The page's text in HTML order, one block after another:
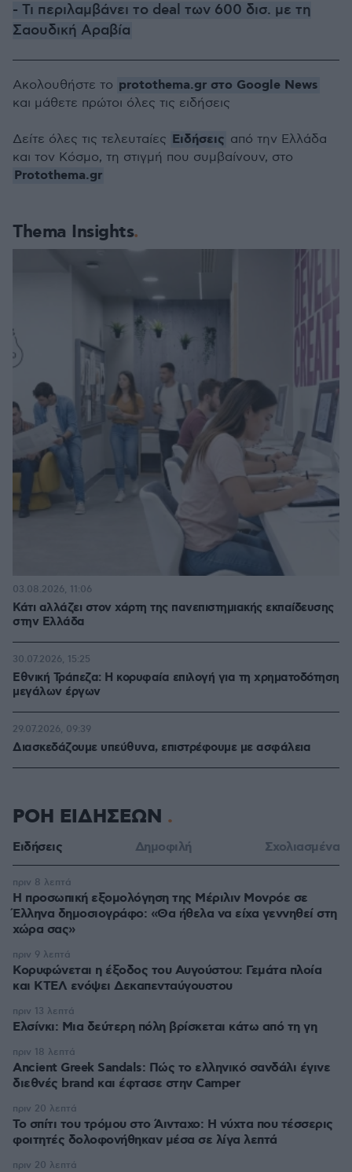
- Τι περιλαμβάνει το deal των 600 δισ. με τη
Σαουδική Αραβία
Thema Insights
Κάτι αλλάζει στον χάρτη της πανεπιστημιακής εκπαίδευσης
στην Ελλάδα
03.08.2026, 11:06
Εθνική Τράπεζα: Η κορυφαία επιλογή για τη χρηματοδότηση
μεγάλων έργων
30.07.2026, 15:25
Διασκεδάζουμε υπεύθυνα, επιστρέφουμε με ασφάλεια
29.07.2026, 09:39
Ακολουθήστε το protothema.gr στο Google News
και μάθετε πρώτοι όλες τις ειδήσεις
Δείτε όλες τις τελευταίες Ειδήσεις από την Ελλάδα
και τον Κόσμο, τη στιγμή που συμβαίνουν, στο
Protothema.gr
ΡΟΗ ΕΙΔΗΣΕΩΝ
Ειδήσεις Δημοφιλή Σχολιασμένα
Η προσωπική εξομολόγηση της Μέριλιν Μονρόε σε
Έλληνα δημοσιογράφο: «Θα ήθελα να είχα γεννηθεί στη
χώρα σας»
πριν 8 λεπτά
Κορυφώνεται η έξοδος του Αυγούστου: Γεμάτα πλοία
και ΚΤΕΛ ενόψει Δεκαπενταύγουστου
πριν 9 λεπτά
Ελσίνκι: Mια δεύτερη πόλη βρίσκεται κάτω από τη γη
πριν 13 λεπτά
Ancient Greek Sandals: Πώς το ελληνικό σανδάλι έγινε
διεθνές brand και έφτασε στην Camper
πριν 18 λεπτά
Το σπίτι του τρόμου στο Άινταχο: Η νύχτα που τέσσερις
φοιτητές δολοφονήθηκαν μέσα σε λίγα λεπτά
πριν 20 λεπτά
πριν 20 λεπτά